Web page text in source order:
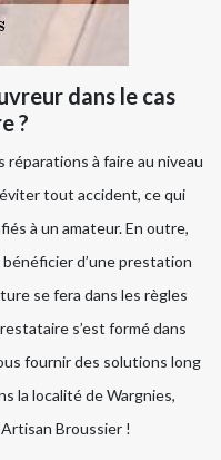
dans le cas
?
à faire au niveau
tout accident, ce qui
à un amateur. En outre,
d’une prestation
se fera dans les règles
s’est formé dans
fournir des solutions long
la localité de Wargnies,
Broussier !